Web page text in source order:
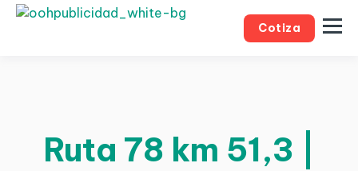
Cotiza
Ruta 78 km 51,3 |